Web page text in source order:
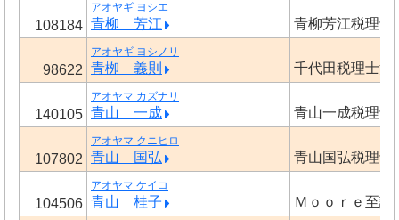
108184
アオヤギ ヨシエ
青柳 芳江 青柳芳江税理士
98622
アオヤギ ヨシノリ
青栁 義則 千代田税理士法
140105
アオヤマ カズナリ
青山 一成 青山一成税理士
107802
アオヤマ クニヒロ
青山 国弘 青山国弘税理士
104506
アオヤマ ケイコ
青山 桂子 Ｍｏｏｒｅ至誠